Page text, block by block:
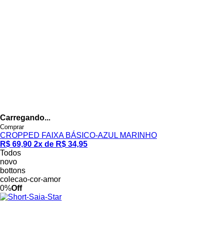
Carregando...
Comprar
CROPPED FAIXA BÁSICO-AZUL MARINHO
R$ 69,90 2x de R$ 34,95
Todos
novo
bottons
colecao-cor-amor
0%Off